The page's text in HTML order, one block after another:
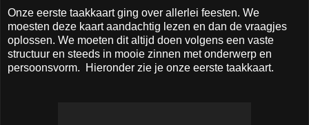
Onze eerste taakkaart ging over allerlei feesten. We
moesten deze kaart aandachtig lezen en dan de vraagjes
oplossen. We moeten dit altijd doen volgens een vaste
structuur en steeds in mooie zinnen met onderwerp en
persoonsvorm. Hieronder zie je onze eerste taakkaart.